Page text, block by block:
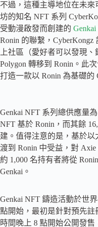
不過，這種主導地位在未
坊的知名 NFT 系列
受動漫啟發而創建的
Ronin 的聯繫，Cyber​​Kongz
上社區（愛好者可以發現
Polygon 轉移到 Ronin。此
打造一款以 Ronin 為基礎的
Genkai NFT 系列總供應量
NFT 基於 Ronin，而其餘
建。值得注意的是，基於
渡到 Ronin 中受益，對
約 1,000 名持有者將從
Genkai。
Genkai NFT 鑄造活動於世
點開始，最初是針對預先
時間晚上 8 點開始公開發